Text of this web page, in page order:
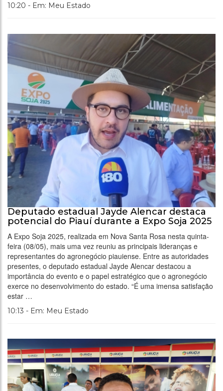
10:20 - Em: Meu Estado
Deputado estadual Jayde Alencar destaca
potencial do Piauí durante a Expo Soja 2025
A Expo Soja 2025, realizada em Nova Santa Rosa nesta quinta-
feira (08/05), mais uma vez reuniu as principais lideranças e
representantes do agronegócio piauiense. Entre as autoridades
presentes, o deputado estadual Jayde Alencar destacou a
importância do evento e o papel estratégico que o agronegócio
exerce no desenvolvimento do estado. “É uma imensa satisfação
estar …
10:13 - Em: Meu Estado